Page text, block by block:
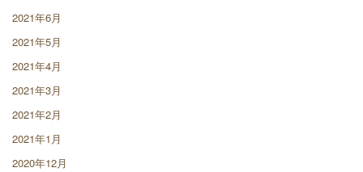
2021年6月
2021年5月
2021年4月
2021年3月
2021年2月
2021年1月
2020年12月